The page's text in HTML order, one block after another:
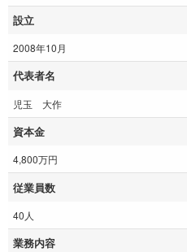
設立
2008年10月
代表者名
児玉 大作
資本金
4,800万円
従業員数
40人
業務内容